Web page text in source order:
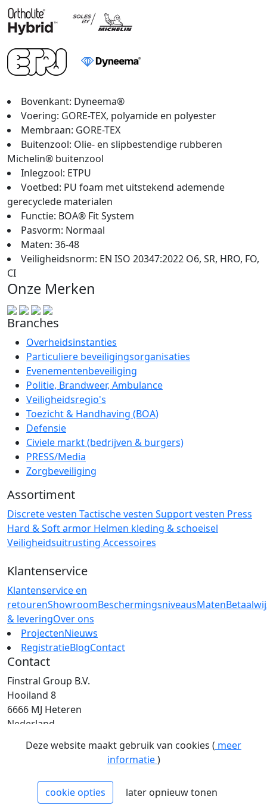
Bovenkant: Dyneema®
Voering: GORE-TEX, polyamide en polyester
Membraan: GORE-TEX
Buitenzool: Olie- en slipbestendige rubberen
Michelin® buitenzool
Inlegzool: ETPU
Voetbed: PU foam met uitstekend ademende
gerecyclede materialen
Functie: BOA® Fit System
Pasvorm: Normaal
Maten: 36-48
Veiligheidsnorm: EN ISO 20347:2022 O6, SR, HRO, FO,
CI
Onze Merken
Branches
Overheidsinstanties
Particuliere beveiligingsorganisaties
Evenementenbeveiliging
Politie, Brandweer, Ambulance
Veiligheidsregio's
Toezicht & Handhaving (BOA)
Defensie
Civiele markt (bedrijven & burgers)
PRESS/Media
Zorgbeveiliging
Assortiment
Discrete vesten Tactische vesten Support vesten Press
Hard & Soft armor Helmen kleding & schoeisel
Veiligheidsuitrusting Accessoires
Klantenservice
Klantenservice en
retourenShowroomBeschermingsniveausMaten
& leveringOver ons
ProjectenNieuws
RegistratieBlogContact
Contact
Finstral Group B.V.
Hooiland 8
6666 MJ Heteren
Nederland
E: info@finstral.nl
BTW: NL813263025B01
EORI: NL813263025
NCAGE: H2NM0
Deze website maakt gebruik van cookies ( meer
informatie)
cookie opties later opnieuw tonen